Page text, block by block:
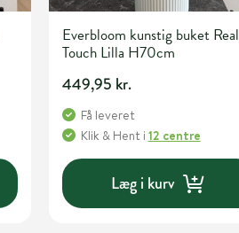
Everbloom kunstig buket Real
Touch Lilla H70cm
449,95 kr.
Få leveret
Klik & Hent i 12 centre
Læg i kurv